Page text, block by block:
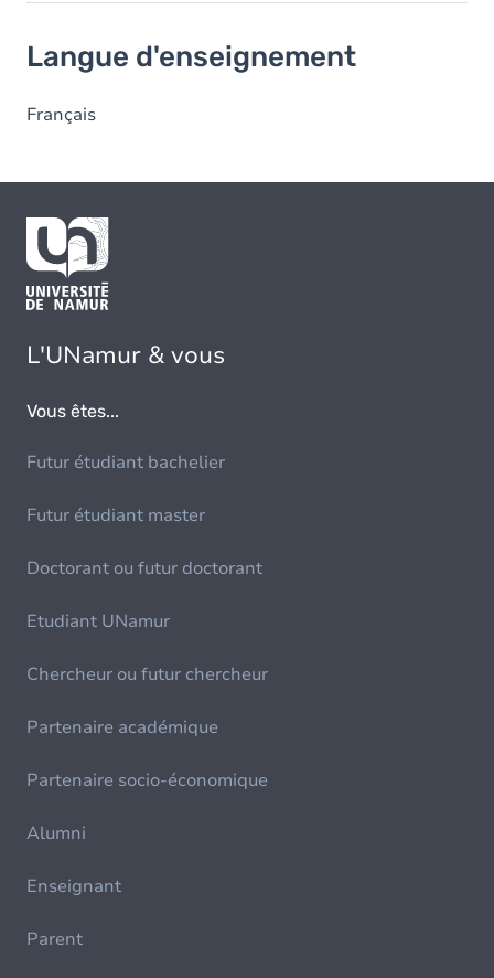
Langue d'enseignement
Français
L'UNamur & vous
Vous êtes...
Futur étudiant bachelier
Futur étudiant master
Doctorant ou futur doctorant
Etudiant UNamur
Chercheur ou futur chercheur
Partenaire académique
Partenaire socio-économique
Alumni
Enseignant
Parent